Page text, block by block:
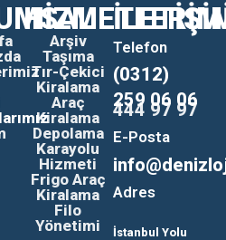
Arşiv
Taşıma
Tır-Çekici
Kiralama
Araç
Kiralama
Depolama
Karayolu
Hizmeti
Frigo Araç
Kiralama
Filo
Yönetimi
Telefon
(0312)
259 06 06
444 97 97
E-Posta
Adres
İstanbul Yolu